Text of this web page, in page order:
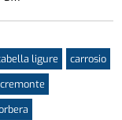
ligure
carrosio